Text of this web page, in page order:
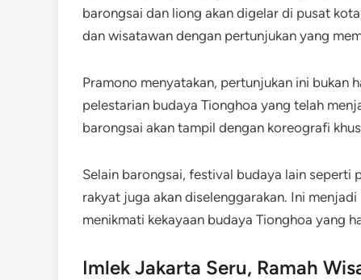
barongsai dan liong akan digelar di pusat
dan wisatawan dengan pertunjukan yang
Pramono menyatakan, pertunjukan ini bukan
pelestarian budaya Tionghoa yang telah
barongsai akan tampil dengan koreografi
Selain barongsai, festival budaya lain seperti
rakyat juga akan diselenggarakan. Ini
menikmati kekayaan budaya Tionghoa yang
Imlek Jakarta Seru, Ramah